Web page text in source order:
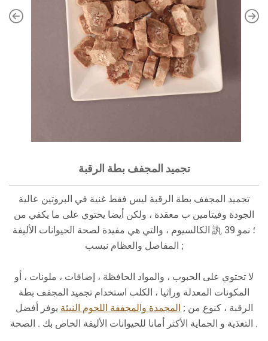
تجميد المجفف بطة الرقبة
تجميد المجفف بطة الرقبة ليس فقط غنية في البروتين عالية
الجودة وفيتامين ب معقدة ، ولكن أيضا يحتوي على ما يكفي من
الكالسيوم ، والتي هي مفيدة لصحة الحيوانات الأليفة 訙 39 ؛ نمو
المفاصل والعظام نبسب ;
لا تحتوي على الحبوب ، والمواد الحافظة ، إضافات ، ملونات ، أو
المكونات المعدلة وراثيا ، الكلب استخدام تجميد المجفف بطة
الرقبة ، كنوع من ; المجمدة والمجففة اللحوم النيئة يوفر أفضل
التغذية و الحماية الأكثر أمانا للحيوانات الأليفة الخاص بك . الصحة .